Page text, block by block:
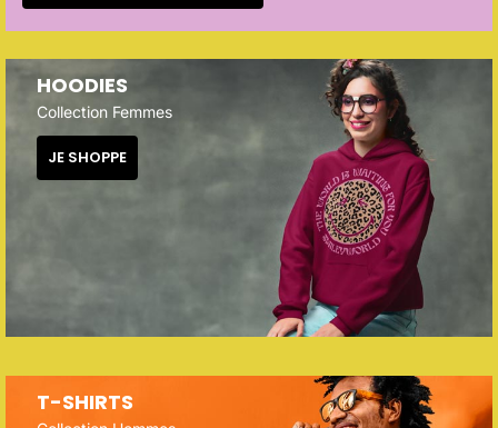
HOODIES
Collection Femmes
JE SHOPPE
T-SHIRTS